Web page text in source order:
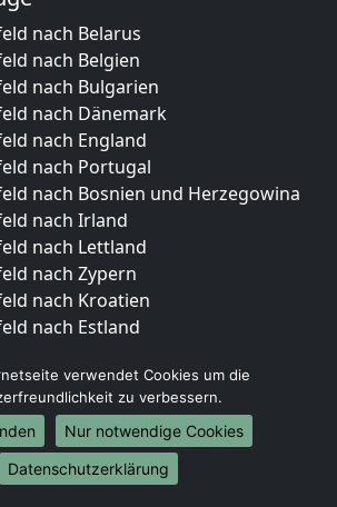
nach Belarus
nach Belgien
nach Bulgarien
nach Dänemark
nach England
nach Portugal
nach Bosnien und Herzegowina
nach Irland
nach Lettland
nach Zypern
nach Kroatien
nach Estland
nach Frankreich
nach Griechenland
nach Italien
nach Liechtenstein
nach Luxemburg
verwendet Cookies um die
zu verbessern.
Nur notwendige Cookies
Datenschutzerklärung